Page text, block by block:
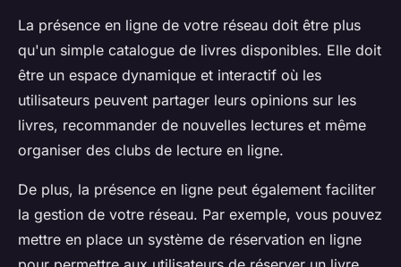
La présence en ligne de votre réseau doit être plus
qu'un simple catalogue de livres disponibles. Elle doit
être un espace dynamique et interactif où les
utilisateurs peuvent partager leurs opinions sur les
livres, recommander de nouvelles lectures et même
organiser des clubs de lecture en ligne.
De plus, la présence en ligne peut également faciliter
la gestion de votre réseau. Par exemple, vous pouvez
mettre en place un système de réservation en ligne